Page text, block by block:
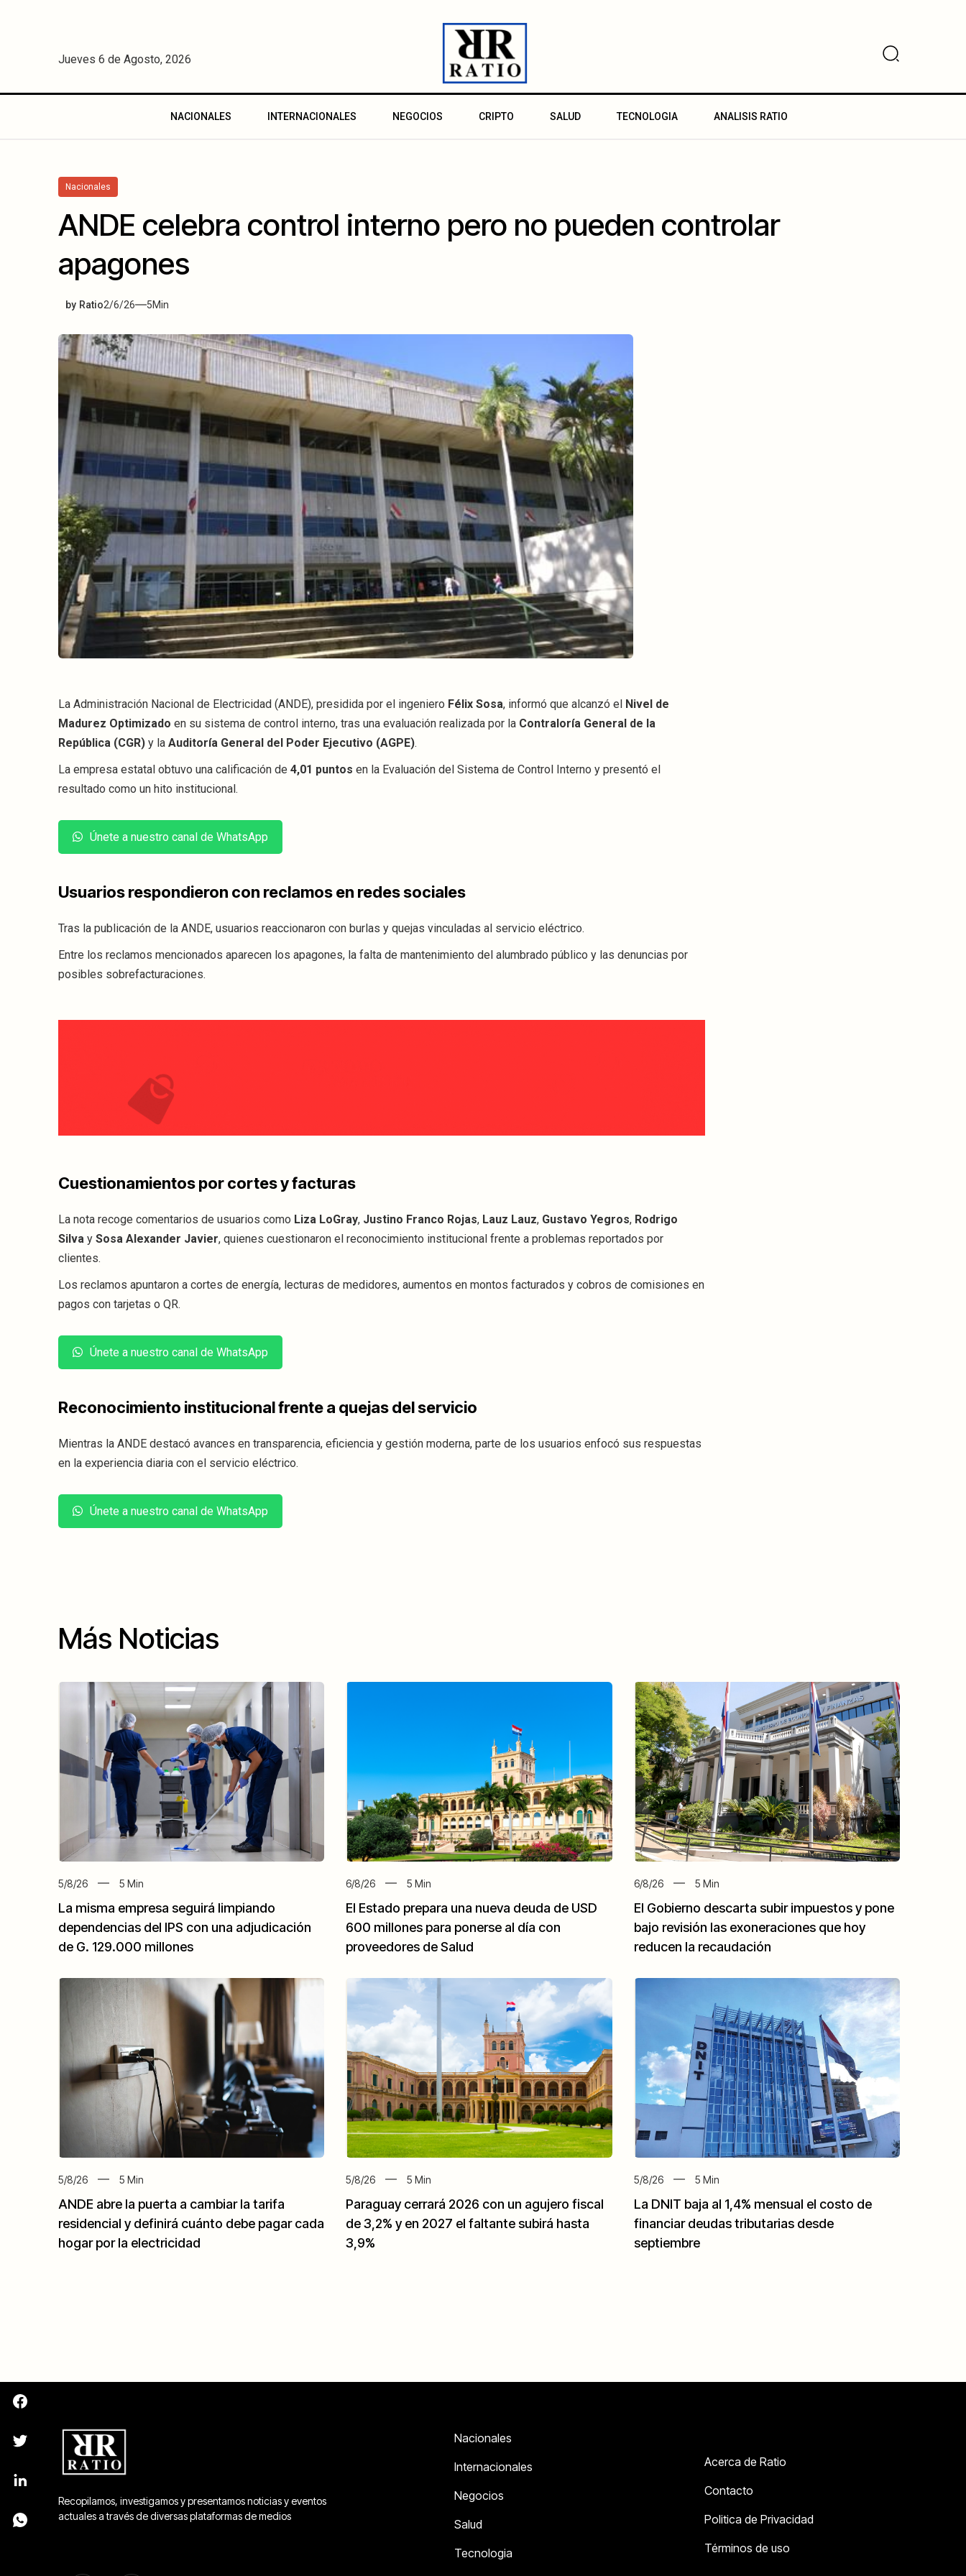
Jueves 6 de Agosto, 2026
NACIONALES INTERNACIONALES NEGOCIOS CRIPTO SALUD TECNOLOGIA ANALISIS RATIO
Nacionales
ANDE celebra control interno pero no pueden controlar
apagones
by Ratio2/6/26 5Min
La Administración Nacional de Electricidad (ANDE), presidida por el ingeniero Félix Sosa, informó que alcanzó el Nivel de
Madurez Optimizado en su sistema de control interno, tras una evaluación realizada por la Contraloría General de la
República (CGR) y la Auditoría General del Poder Ejecutivo (AGPE).
La empresa estatal obtuvo una calificación de 4,01 puntos en la Evaluación del Sistema de Control Interno y presentó el
resultado como un hito institucional.
Únete a nuestro canal de WhatsApp
Usuarios respondieron con reclamos en redes sociales
Tras la publicación de la ANDE, usuarios reaccionaron con burlas y quejas vinculadas al servicio eléctrico.
Entre los reclamos mencionados aparecen los apagones, la falta de mantenimiento del alumbrado público y las denuncias por
posibles sobrefacturaciones.
Cuestionamientos por cortes y facturas
La nota recoge comentarios de usuarios como Liza LoGray, Justino Franco Rojas, Lauz Lauz, Gustavo Yegros, Rodrigo
Silva y Sosa Alexander Javier, quienes cuestionaron el reconocimiento institucional frente a problemas reportados por
clientes.
Los reclamos apuntaron a cortes de energía, lecturas de medidores, aumentos en montos facturados y cobros de comisiones en
pagos con tarjetas o QR.
Únete a nuestro canal de WhatsApp
Reconocimiento institucional frente a quejas del servicio
Mientras la ANDE destacó avances en transparencia, eficiencia y gestión moderna, parte de los usuarios enfocó sus respuestas
en la experiencia diaria con el servicio eléctrico.
Únete a nuestro canal de WhatsApp
Más Noticias
5/8/26 5 Min
La misma empresa seguirá limpiando
dependencias del IPS con una adjudicación
de G. 129.000 millones
6/8/26 5 Min
El Estado prepara una nueva deuda de USD
600 millones para ponerse al día con
proveedores de Salud
6/8/26 5 Min
El Gobierno descarta subir impuestos y pone
bajo revisión las exoneraciones que hoy
reducen la recaudación
5/8/26 5 Min
ANDE abre la puerta a cambiar la tarifa
residencial y definirá cuánto debe pagar cada
hogar por la electricidad
5/8/26 5 Min
Paraguay cerrará 2026 con un agujero fiscal
de 3,2% y en 2027 el faltante subirá hasta
3,9%
5/8/26 5 Min
La DNIT baja al 1,4% mensual el costo de
financiar deudas tributarias desde
septiembre
Recopilamos, investigamos y presentamos noticias y eventos
actuales a través de diversas plataformas de medios
Nacionales
Internacionales
Negocios
Salud
Tecnologia
Acerca de Ratio
Contacto
Politica de Privacidad
Términos de uso